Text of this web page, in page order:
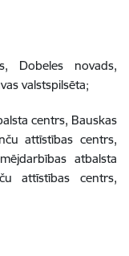
Dobeles novads,
valstspilsēta;
centrs, Bauskas
attīstības centrs,
atbalsta
attīstības centrs,